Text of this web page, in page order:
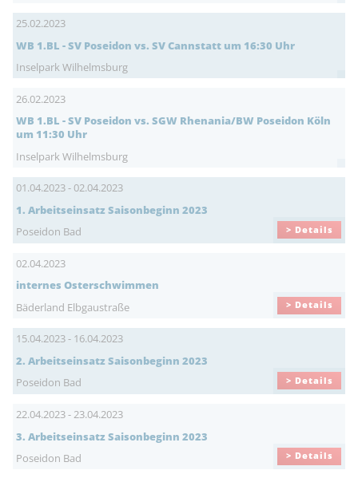
25.02.2023
WB 1.BL - SV Poseidon vs. SV Cannstatt um 16:30 Uhr
Inselpark Wilhelmsburg
26.02.2023
WB 1.BL - SV Poseidon vs. SGW Rhenania/BW Poseidon Köln
um 11:30 Uhr
Inselpark Wilhelmsburg
01.04.2023 - 02.04.2023
1. Arbeitseinsatz Saisonbeginn 2023
Poseidon Bad
> Details
02.04.2023
internes Osterschwimmen
Bäderland Elbgaustraße
> Details
15.04.2023 - 16.04.2023
2. Arbeitseinsatz Saisonbeginn 2023
Poseidon Bad
> Details
22.04.2023 - 23.04.2023
3. Arbeitseinsatz Saisonbeginn 2023
Poseidon Bad
> Details